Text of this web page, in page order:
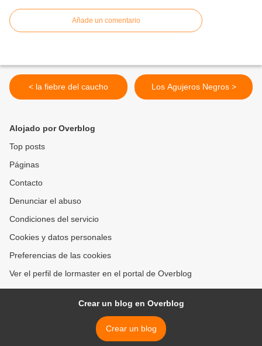
Añade un comentario
< la fiebre del caucho Los Agujeros Negros >
Alojado por Overblog
Top posts
Páginas
Contacto
Denunciar el abuso
Condiciones del servicio
Cookies y datos personales
Preferencias de las cookies
Ver el perfil de lormaster en el portal de Overblog
Crear un blog en Overblog
Crear un blog